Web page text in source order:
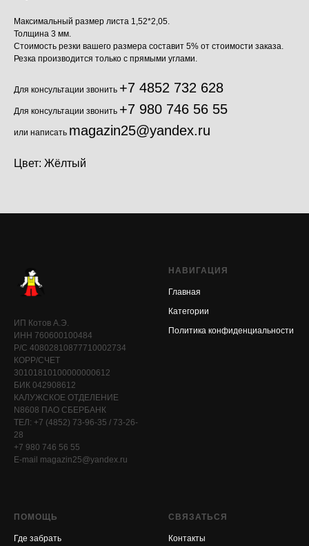
Максимальный размер листа 1,52*2,05.
Толщина 3 мм.
Стоимость резки вашего размера составит 5% от стоимости заказа.
Резка производится только с прямыми углами.
Для консультации звонить +7 4852 732 628
Для консультации звонить +7 980 746 56 55
или написать magazin25@yandex.ru
Цвет: Жёлтый
ИП Котов А.Э.
ИНН 760600100484
Р/С 40802810877710002734
КОРР/СЧЕТ
30101810100000000612
БИК 042908612
КАЛУЖСКОЕ ОТДЕЛЕНИЕ
N8608 ПАО СБЕРБАНК
ТЕЛ: +7 (4852) 73-96-35 / 73-26-
28
+7 980 746 56 55
E-mail magazin25@yandex.ru
НАВИГАЦИЯ
Главная
Категории
Политика конфиденциальности
ПОМОЩЬ
Где забрать
СВЯЗАТЬСЯ
Контакты